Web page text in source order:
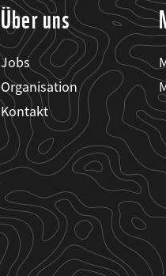
Über uns
Jobs
Organisation
Kontakt